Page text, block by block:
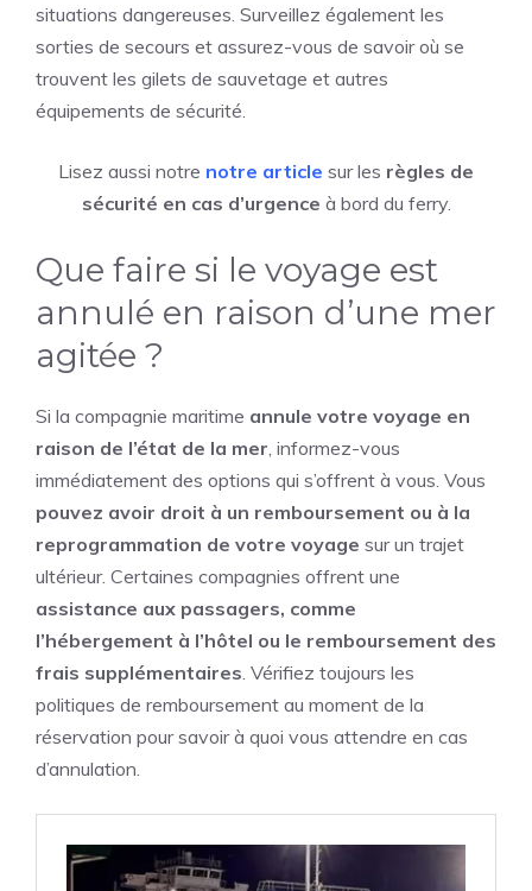
situations dangereuses. Surveillez également les
sorties de secours et assurez-vous de savoir où se
trouvent les gilets de sauvetage et autres
équipements de sécurité.
Lisez aussi notre notre article sur les règles de
sécurité en cas d’urgence à bord du ferry.
Que faire si le voyage est
annulé en raison d’une mer
agitée ?
Si la compagnie maritime annule votre voyage en
raison de l’état de la mer , informez-vous
immédiatement des options qui s’offrent à vous. Vous
pouvez avoir droit à un remboursement ou à la
reprogrammation de votre voyage sur un trajet
ultérieur. Certaines compagnies offrent une
assistance aux passagers, comme
l’hébergement à l’hôtel ou le remboursement des
frais supplémentaires . Vérifiez toujours les
politiques de remboursement au moment de la
réservation pour savoir à quoi vous attendre en cas
d’annulation.